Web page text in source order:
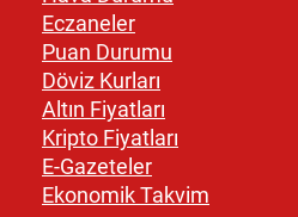
Eczaneler
Puan Durumu
Döviz Kurları
Altın Fiyatları
Kripto Fiyatları
E-Gazeteler
Ekonomik Takvim